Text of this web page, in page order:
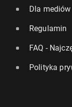
Dla mediów
Regulamin
FAQ -
Polityka